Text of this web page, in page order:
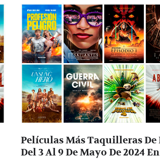
Películas Más Taquilleras De
Del 3 Al 9 De Mayo De 2024